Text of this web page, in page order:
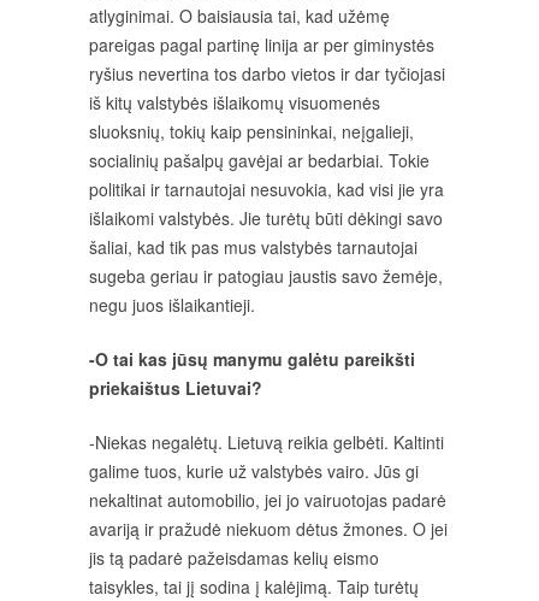
atlyginimai. O baisiausia tai, kad užėmę
pareigas pagal partinę linija ar per giminystės
ryšius nevertina tos darbo vietos ir dar tyčiojasi
iš kitų valstybės išlaikomų visuomenės
sluoksnių, tokių kaip pensininkai, neįgalieji,
socialinių pašalpų gavėjai ar bedarbiai. Tokie
politikai ir tarnautojai nesuvokia, kad visi jie yra
išlaikomi valstybės. Jie turėtų būti dėkingi savo
šaliai, kad tik pas mus valstybės tarnautojai
sugeba geriau ir patogiau jaustis savo žemėje,
negu juos išlaikantieji.
-O tai kas jūsų manymu galėtu pareikšti
priekaištus Lietuvai?
-Niekas negalėtų. Lietuvą reikia gelbėti. Kaltinti
galime tuos, kurie už valstybės vairo. Jūs gi
nekaltinat automobilio, jei jo vairuotojas padarė
avariją ir pražudė niekuom dėtus žmones. O jei
jis tą padarė pažeisdamas kelių eismo
taisykles, tai jį sodina į kalėjimą. Taip turėtų